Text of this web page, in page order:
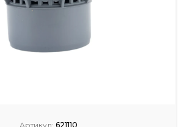
Артикул: 621110